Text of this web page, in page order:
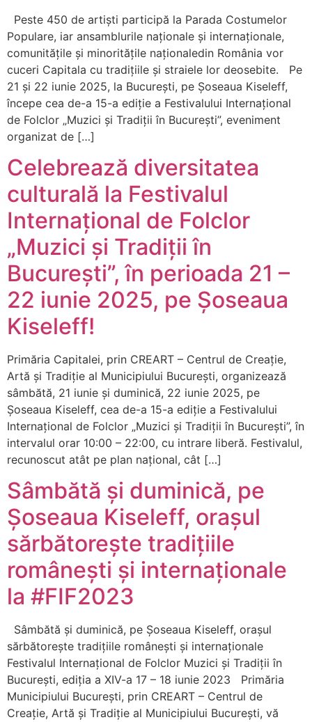
Peste 450 de artiști participă la Parada Costumelor
Populare, iar ansamblurile naționale și internaționale,
comunitățile și minoritățile naționaledin România vor
cuceri Capitala cu tradițiile și straiele lor deosebite. Pe
21 și 22 iunie 2025, la București, pe Șoseaua Kiseleff,
începe cea de-a 15-a ediție a Festivalului Internațional
de Folclor „Muzici și Tradiții în București”, eveniment
organizat de […]
Celebrează diversitatea
culturală la Festivalul
Internațional de Folclor
„Muzici și Tradiții în
București”, în perioada 21 –
22 iunie 2025, pe Șoseaua
Kiseleff!
Primăria Capitalei, prin CREART – Centrul de Creație,
Artă și Tradiție al Municipiului București, organizează
sâmbătă, 21 iunie și duminică, 22 iunie 2025, pe
Șoseaua Kiseleff, cea de-a 15-a ediție a Festivalului
Internațional de Folclor „Muzici și Tradiții în București”, în
intervalul orar 10:00 – 22:00, cu intrare liberă. Festivalul,
recunoscut atât pe plan național, cât […]
Sâmbătă și duminică, pe
Șoseaua Kiseleff, orașul
sărbătorește tradițiile
românești și internaționale
la #FIF2023
Sâmbătă și duminică, pe Șoseaua Kiseleff, orașul
sărbătorește tradițiile românești și internaționale
Festivalul Internațional de Folclor Muzici și Tradiții în
București, ediția a XIV-a 17 – 18 iunie 2023 Primăria
Municipiului București, prin CREART – Centrul de
Creație, Artă și Tradiție al Municipiului București, vă